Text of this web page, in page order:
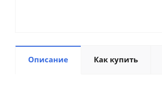
Описание Как купить